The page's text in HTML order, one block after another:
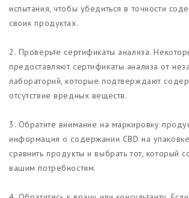
испытания, чтобы убедиться в точности
своих продуктах.
2. Проверьте сертификаты анализа.
предоставляют сертификаты анализа от
лабораторий, которые подтверждают
отсутствие вредных веществ.
3. Обратите внимание на маркировку
информация о содержании CBD на
сравнить продукты и выбрать тот, который
вашим потребностям.